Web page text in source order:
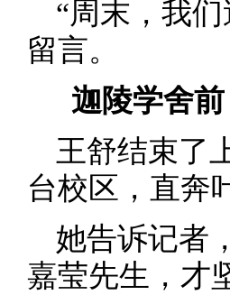
“周末，我
留言。
迦陵学舍
王舒结束了
台校区，直奔
她告诉记者
嘉莹先生，才